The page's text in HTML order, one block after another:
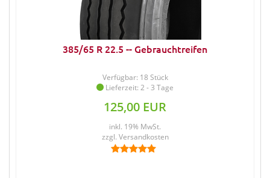
385/65 R 22.5 -- Gebrauchtreifen
Verfügbar: 18 Stück
Lieferzeit: 2 - 3 Tage
125,00 EUR
inkl. 19% MwSt.
zzgl. Versandkosten